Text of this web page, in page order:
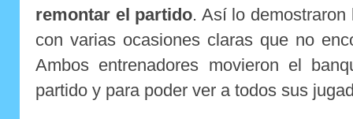
remontar el partido. Así lo
con varias ocasiones claras que no
Ambos entrenadores movieron el
partido y para poder ver a todos sus